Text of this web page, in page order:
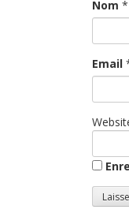
Nom *
Email